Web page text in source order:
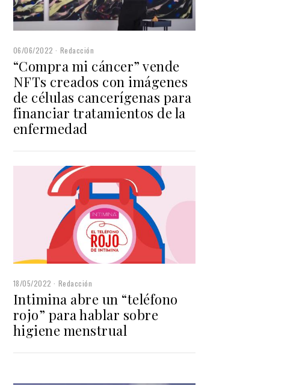
06/06/2022 Redacción
“Compra mi cáncer” vende
NFTs creados con imágenes
de células cancerígenas para
financiar tratamientos de la
enfermedad
18/05/2022 Redacción
Intimina abre un “teléfono
rojo” para hablar sobre
higiene menstrual